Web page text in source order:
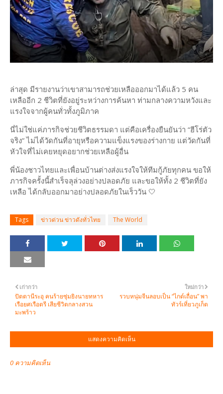
ล่าสุด มีรายงานว่าเขาสามารถช่วยเหลือออกมาได้แล้ว 5 คน
เหลืออีก 2 ชีวิตที่ยังอยู่ระหว่างการค้นหา ท่ามกลางความหวังและ
แรงใจจากผู้คนทั่วทั้งภูมิภาค
นี่ไม่ใช่แค่ภารกิจช่วยชีวิตธรรมดา แต่คือเครื่องยืนยันว่า “ฮีโร่ตัว
จริง” ไม่ได้วัดกันที่อายุหรือความแข็งแรงของร่างกาย แต่วัดกันที่
หัวใจที่ไม่เคยหยุดอยากช่วยเหลือผู้อื่น
พี่น้องชาวไทยและเพื่อนบ้านต่างส่งแรงใจให้ทีมกู้ภัยทุกคน ขอให้
ภารกิจครั้งนี้สำเร็จลุล่วงอย่างปลอดภัย และขอให้ทั้ง 2 ชีวิตที่ยัง
เหลือ ได้กลับออกมาอย่างปลอดภัยในเร็ววัน 🤍
Tags ข่าวด่วน ข่าวดังทั่วไทย The World
ใหม่กว่า
รวบหนุ่มจีนลอบเป็น “ไกด์เถื่อน” พา
ทัวร์เที่ยวภูเก็ต
เก่ากว่า
ปัตตานีระอุ คนร้ายซุ่มยิงนายทหาร
เรือยศเรือตรี เสียชีวิตกลางสวน
มะพร้าว
แสดงความคิดเห็น
0 ความคิดเห็น